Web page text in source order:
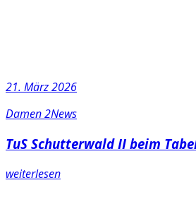
21. März 2026
Damen 2News
TuS Schutterwald II beim
weiterlesen